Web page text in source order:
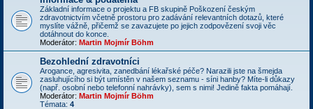
Základní informace o projektu a FB skupině Poškození českým
zdravotnictvím včetně prostoru pro zadávání relevantních dotazů, které
myslíte vážně, přičemž se zavazujete po jejich zodpovězení svoji věc
dotáhnout do konce.
Moderátor: Martin Mojmír Böhm
Bezohlední zdravotníci
Arogance, agresivita, zanedbání lékařské péče? Narazili jste na šmejda
zasluhujícího si být umístěn v našem seznamu - síni hanby? Míte-li důkazy
(např. osobní nebo telefonní nahrávky), sem s nimi! Jedině fakta pomáhají.
Moderátor: Martin Mojmír Böhm
Témata: 4